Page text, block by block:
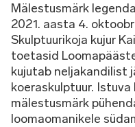
Mälestusmärk
2021. aasta 4.
Skulptuurikoja kujur
toetasid
kujutab neljakandilist
koeraskulptuur. Istuva
mälestusmärk
loomaomanikele